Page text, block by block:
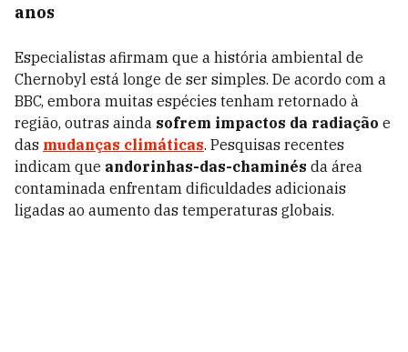
anos
Especialistas afirmam que a história ambiental de
Chernobyl está longe de ser simples. De acordo com a
BBC, embora muitas espécies tenham retornado à
região, outras ainda sofrem impactos da radiação e
das mudanças climáticas. Pesquisas recentes
indicam que andorinhas-das-chaminés da área
contaminada enfrentam dificuldades adicionais
ligadas ao aumento das temperaturas globais.